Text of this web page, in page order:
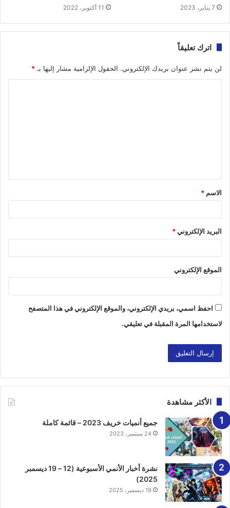
7 يناير، 2023 11 أكتوبر، 2022
اترك تعليقاً
لن يتم نشر عنوان بريدك الإلكتروني. الحقول الإلزامية مشار إليها بـ *
ق
*
الاسم *
البريد الإلكتروني*
الموقع الإلكتروني
احفظ اسمي، بريدي الإلكتروني، والموقع الإلكتروني في هذا المتصفح
لاستخدامها المرة المقبلة في تعليقي.
الأكثر مشاهدة
جميع أنميات خريف 2023 – قائمة كاملة
24 سبتمبر، 2023
نشرة أخبار الأنمي الأسبوعية (12 – 19 ديسمبر
2025)
19 ديسمبر، 2025